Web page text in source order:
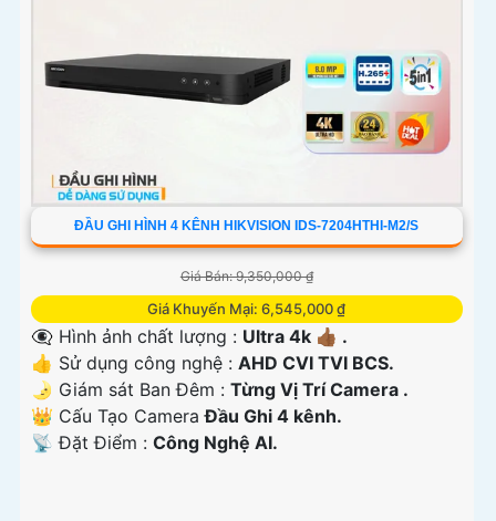
ĐẦU GHI HÌNH 4 KÊNH HIKVISION IDS-7204HTHI-M2/S
Giá Bán: 9,350,000 ₫
Giá Khuyến Mại: 6,545,000 ₫
👁️‍🗨 Hình ảnh chất lượng : Ultra 4k 👍🏾 .
👍 Sử dụng công nghệ : AHD CVI TVI BCS.
🌛 Giám sát Ban Đêm : Từng Vị Trí Camera .
👑 Cấu Tạo CameraĐầu Ghi 4 kênh.
️📡 Đặt Điểm : Công Nghệ AI.